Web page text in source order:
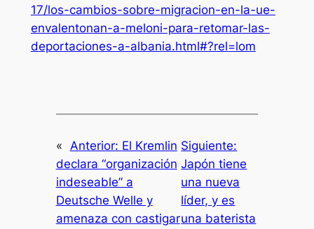
17/los-cambios-sobre-migracion-en-la-ue-
envalentonan-a-meloni-para-retomar-las-
deportaciones-a-albania.html#?rel=lom
« Anterior: El Kremlin
declara “organización
indeseable” a
Deutsche Welle y
amenaza con castigar
Siguiente:
Japón tiene
una nueva
líder, y es
una baterista